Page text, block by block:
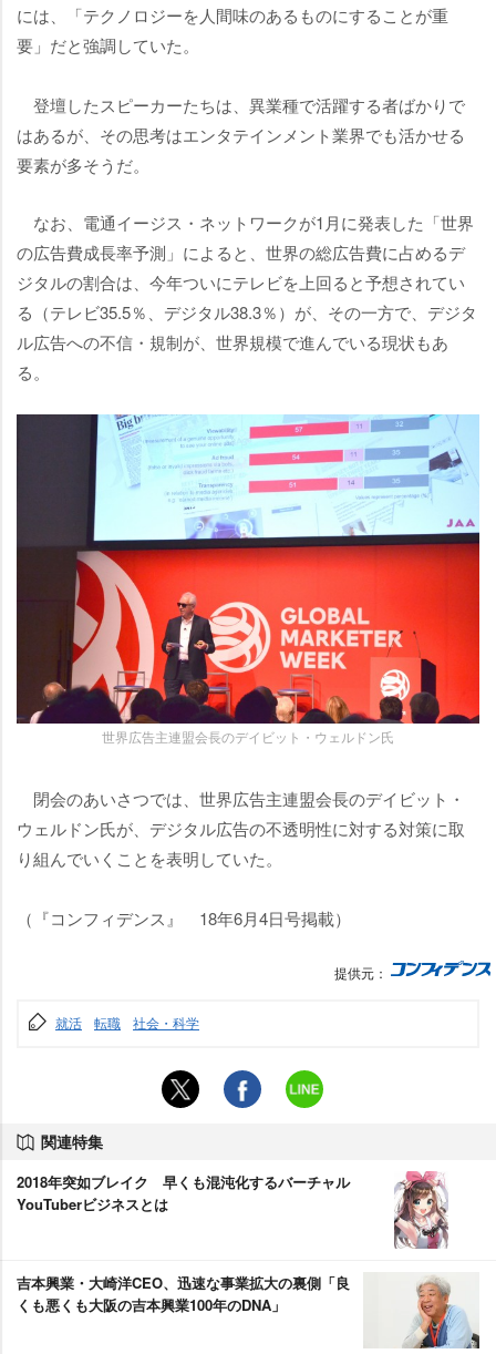
には、「テクノロジーを人間味のあるものにすることが重
要」だと強調していた。
登壇したスピーカーたちは、異業種で活躍する者ばかりで
はあるが、その思考はエンタテインメント業界でも活かせる
要素が多そうだ。
なお、電通イージス・ネットワークが1月に発表した「世界
の広告費成長率予測」によると、世界の総広告費に占めるデ
ジタルの割合は、今年ついにテレビを上回ると予想されてい
る（テレビ35.5％、デジタル38.3％）が、その一方で、デジタ
ル広告への不信・規制が、世界規模で進んでいる現状もあ
る。
世界広告主連盟会長のデイビット・ウェルドン氏
閉会のあいさつでは、世界広告主連盟会長のデイビット・
ウェルドン氏が、デジタル広告の不透明性に対する対策に取
り組んでいくことを表明していた。
（『コンフィデンス』 18年6月4日号掲載）
提供元：
就活 転職 社会・科学
関連特集
2018年突如ブレイク 早くも混沌化するバーチャル
YouTuberビジネスとは
吉本興業・大崎洋CEO、迅速な事業拡大の裏側「良
くも悪くも大阪の吉本興業100年のDNA」